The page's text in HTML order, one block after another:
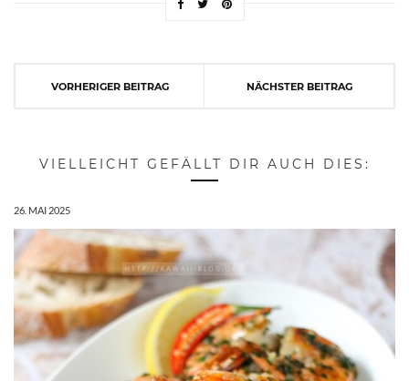
VORHERIGER BEITRAG NÄCHSTER BEITRAG
VIELLEICHT GEFÄLLT DIR AUCH DIES:
26. MAI 2025